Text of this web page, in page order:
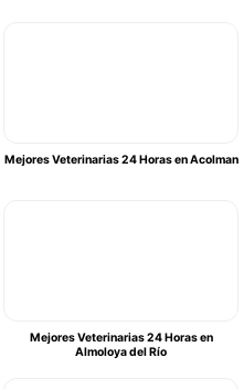
Mejores Veterinarias 24 Horas en Acolman
Mejores Veterinarias 24 Horas en
Almoloya del Río